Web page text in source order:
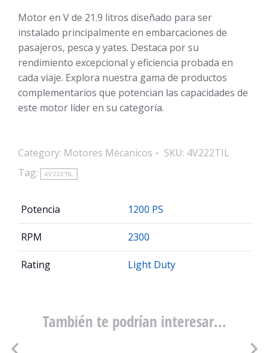
Motor en V de 21.9 litros diseñado para ser
instalado principalmente en embarcaciones de
pasajeros, pesca y yates. Destaca por su
rendimiento excepcional y eficiencia probada en
cada viaje. Explora nuestra gama de productos
complementarios que potencian las capacidades de
este motor líder en su categoría.
Category: Motores Mécanicos SKU: 4V222TIL
Tag:
4V222TIL
Potencia 1200 PS
RPM 2300
Rating Light Duty
También te podrían interesar...